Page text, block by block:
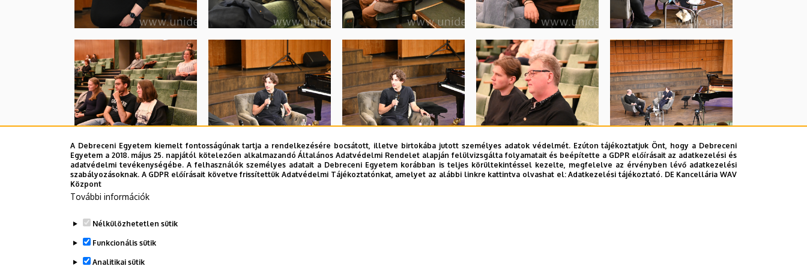
A Debreceni Egyetem kiemelt fontosságúnak tartja a rendelkezésére bocsátott, illetve birtokába jutott személyes adatok védelmét. Ezúton tájékoztatjuk Önt, hogy a Debreceni
Egyetem a 2018. május 25. napjától kötelezően alkalmazandó Általános Adatvédelmi Rendelet alapján felülvizsgálta folyamatait és beépítette a GDPR előírásait az adatkezelési és
adatvédelmi tevékenységébe. A felhasználók személyes adatait a Debreceni Egyetem korábban is teljes körültekintéssel kezelte, megfelelve az érvényben lévő adatkezelési
szabályozásoknak. A GDPR előírásait követve frissítettük Adatvédelmi Tájékoztatónkat, amelyet az alábbi linkre kattintva olvashat el:Adatkezelési tájékoztató. DE Kancellária WAV
Központ
További információk
Nélkülözhetetlen sütik
Funkcionális sütik
Analitikai sütik